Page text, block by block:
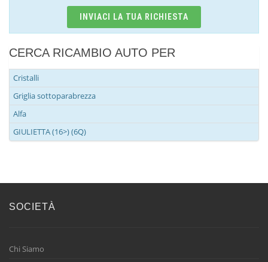
INVIACI LA TUA RICHIESTA
CERCA RICAMBIO AUTO PER
Cristalli
Griglia sottoparabrezza
Alfa
GIULIETTA (16>) (6Q)
SOCIETÀ
Chi Siamo